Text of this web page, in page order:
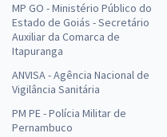
MP GO - Ministério Público do
Estado de Goiás - Secretário
Auxiliar da Comarca de
Itapuranga
ANVISA - Agência Nacional de
Vigilância Sanitária
PM PE - Polícia Militar de
Pernambuco